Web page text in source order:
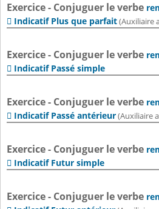
Exercice - Conjuguer le verbe
 Indicatif Plus que parfait(Auxiliaire
Exercice - Conjuguer le verbe
 Indicatif Passé simple
Exercice - Conjuguer le verbe
 Indicatif Passé antérieur(Auxiliaire
Exercice - Conjuguer le verbe
 Indicatif Futur simple
Exercice - Conjuguer le verbe